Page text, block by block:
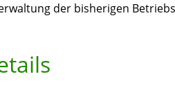
der bisherigen